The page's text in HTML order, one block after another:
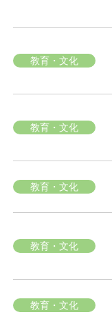
教育・文化
教育・文化
教育・文化
教育・文化
教育・文化